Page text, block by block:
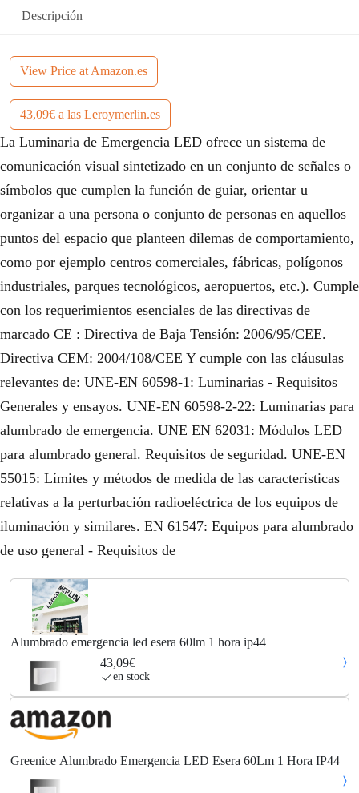
Descripción
View Price at Amazon.es
43,09€ a las Leroymerlin.es
La Luminaria de Emergencia LED ofrece un sistema de
comunicación visual sintetizado en un conjunto de señales o
símbolos que cumplen la función de guiar, orientar u
organizar a una persona o conjunto de personas en aquellos
puntos del espacio que planteen dilemas de comportamiento,
como por ejemplo centros comerciales, fábricas, polígonos
industriales, parques tecnológicos, aeropuertos, etc.). Cumple
con los requerimientos esenciales de las directivas de
marcado CE : Directiva de Baja Tensión: 2006/95/CEE.
Directiva CEM: 2004/108/CEE Y cumple con las cláusulas
relevantes de: UNE-EN 60598-1: Luminarias - Requisitos
Generales y ensayos. UNE-EN 60598-2-22: Luminarias para
alumbrado de emergencia. UNE EN 62031: Módulos LED
para alumbrado general. Requisitos de seguridad. UNE-EN
55015: Límites y métodos de medida de las características
relativas a la perturbación radioeléctrica de los equipos de
iluminación y similares. EN 61547: Equipos para alumbrado
de uso general - Requisitos de
Alumbrado emergencia led esera 60lm 1 hora ip44
43,09€
en stock
Greenice Alumbrado Emergencia LED Esera 60Lm 1 Hora IP44